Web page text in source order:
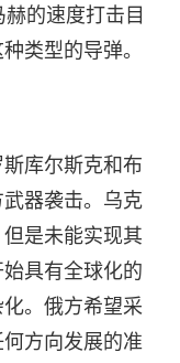
的速度打击目
类型的导弹。
库尔斯克和布
器袭击。乌克
是未能实现其
具有全球化的
。俄方希望采
方向发展的准